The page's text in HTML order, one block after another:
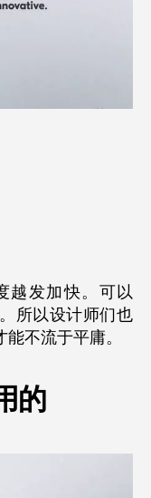
越发加快。可以
所以设计师们也
不流于平庸。
的